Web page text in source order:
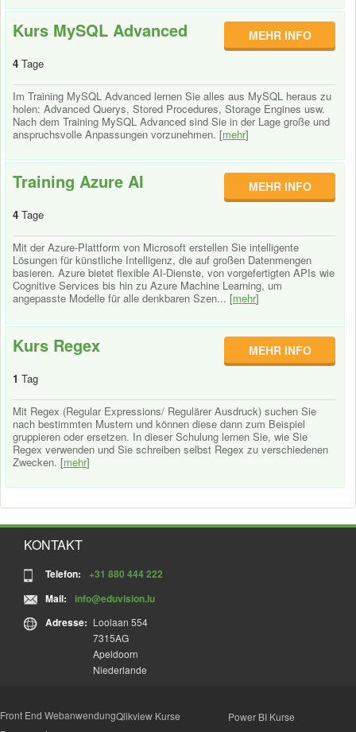
Kurs MySQL Advanced
4 Tage
MEHR INFO
Im Training MySQL Advanced lernen Sie alles aus MySQL heraus zu
holen: Advanced Querys, Stored Procedures, Storage Engines usw.
Nach dem Training MySQL Advanced sind Sie in der Lage große und
anspruchsvolle Anpassungen vorzunehmen. [mehr]
Training Azure AI
4 Tage
MEHR INFO
Mit der Azure-Plattform von Microsoft erstellen Sie intelligente
Lösungen für künstliche Intelligenz, die auf großen Datenmengen
basieren. Azure bietet flexible AI-Dienste, von vorgefertigten APIs wie
Cognitive Services bis hin zu Azure Machine Learning, um
angepasste Modelle für alle denkbaren Szen... [mehr]
Kurs Regex
1 Tag
MEHR INFO
Mit Regex (Regular Expressions/ Regulärer Ausdruck) suchen Sie
nach bestimmten Mustern und können diese dann zum Beispiel
gruppieren oder ersetzen. In dieser Schulung lernen Sie, wie Sie
Regex verwenden und Sie schreiben selbst Regex zu verschiedenen
Zwecken. [mehr]
KONTAKT
Telefon:
+31 880 444 222
Mail:
info@eduvision.lu
Adresse: Loolaan 554
7315AG
Apeldoorn
Niederlande
Front End WebanwendungQlikview Kurse
Power BI Kurse